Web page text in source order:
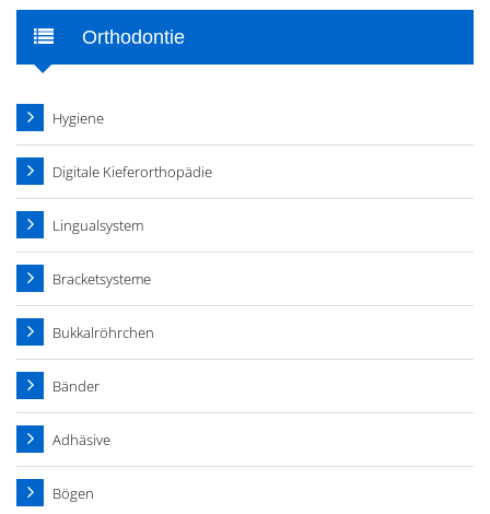
Orthodontie
Hygiene
Digitale Kieferorthopädie
Lingualsystem
Bracketsysteme
Bukkalröhrchen
Bänder
Adhäsive
Bögen